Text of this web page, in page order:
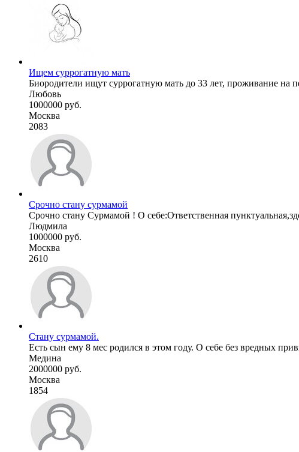
Ищем суррогатную мать
Биородители ищут суррогатную мать до 33 лет, проживание на
Любовь
1000000 руб.
Москва
2083
Срочно стану сурмамой
Срочно стану Сурмамой ! О себе:Ответственная
Людмила
1000000 руб.
Москва
2610
Стану сурмамой.
Есть сын ему 8 мес родился в этом году. О себе без вредных
Медина
2000000 руб.
Москва
1854